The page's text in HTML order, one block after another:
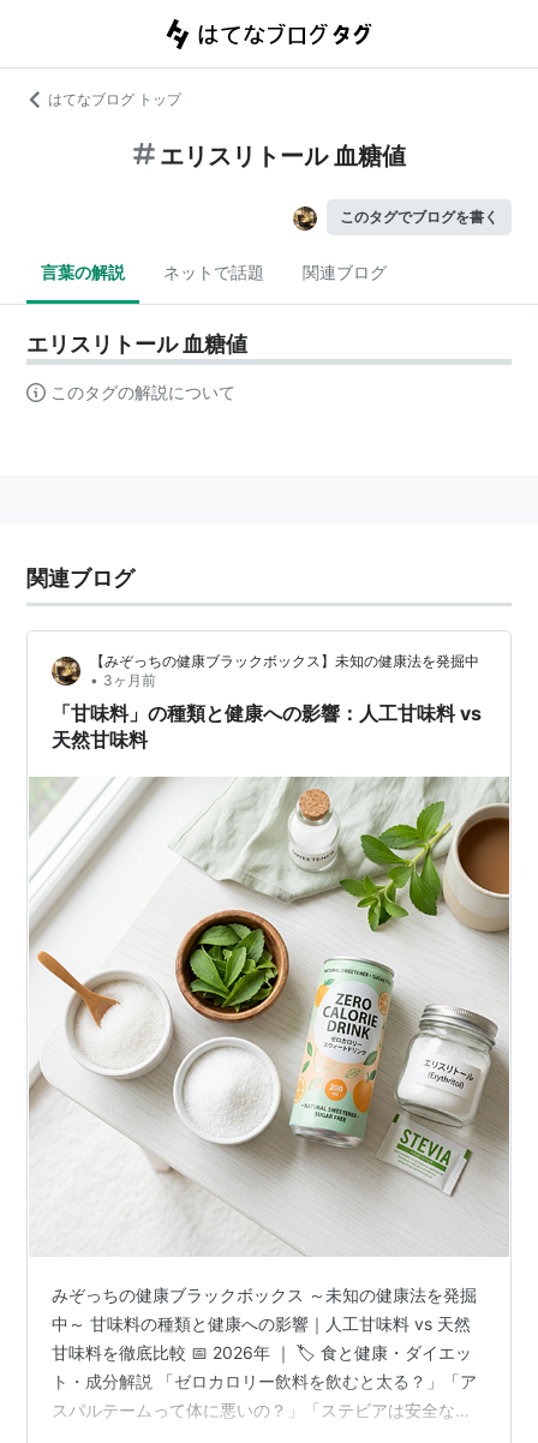
はてなブログ トップ
エリスリトール 血糖値
このタグでブログを書く
言葉の解説 ネットで話題 関連ブログ
エリスリトール 血糖値
このタグの解説について
関連ブログ
【みぞっちの健康ブラックボックス】未知の健康法を発掘中
• 3ヶ月前
「甘味料」の種類と健康への影響：人工甘味料 vs
天然甘味料
みぞっちの健康ブラックボックス ～未知の健康法を発掘
中～ 甘味料の種類と健康への影響｜人工甘味料 vs 天然
甘味料を徹底比較 📅 2026年 ｜ 🏷️ 食と健康・ダイエッ
ト・成分解説 「ゼロカロリー飲料を飲むと太る？」「ア
スパルテームって体に悪いの？」「ステビアは安全な